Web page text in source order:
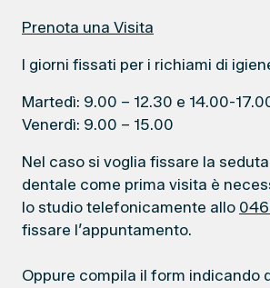
Prenota una Visita
I giorni fissati per i richiami di
Martedì: 9.00 – 12.30 e 14.00-
Venerdì: 9.00 – 15.00
Nel caso si voglia fissare la
dentale come prima visita è
lo studio telefonicamente allo
fissare l’appuntamento.
Oppure compila il form indicando